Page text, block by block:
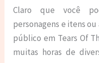
Claro que você
personagens e itens
público em Tears Of
muitas horas de